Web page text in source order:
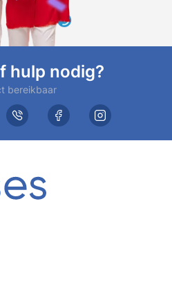
hulp nodig?
bereikbaar